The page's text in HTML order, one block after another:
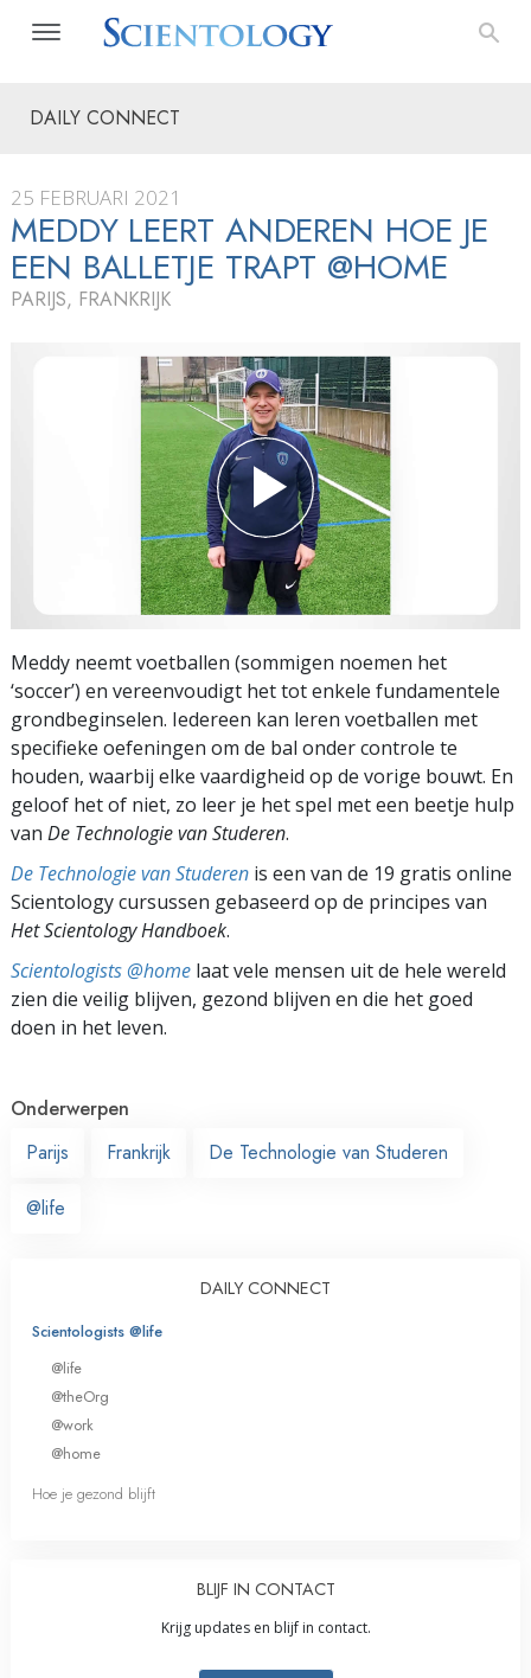
DAILY CONNECT
25 FEBRUARI 2021
MEDDY LEERT ANDEREN HOE JE
EEN BALLETJE TRAPT @HOME
PARIJS, FRANKRIJK
Meddy neemt voetballen (sommigen noemen het
‘soccer’) en vereenvoudigt het tot enkele fundamentele
grondbeginselen. Iedereen kan leren voetballen met
specifieke oefeningen om de bal onder controle te
houden, waarbij elke vaardigheid op de vorige bouwt. En
geloof het of niet, zo leer je het spel met een beetje hulp
van De Technologie van Studeren.
De Technologie van Studeren is een van de 19 gratis online
Scientology cursussen gebaseerd op de principes van
Het Scientology Handboek.
Scientologists @home laat vele mensen uit de hele wereld
zien die veilig blijven, gezond blijven en die het goed
doen in het leven.
Onderwerpen
Parijs
Frankrijk De Technologie van Studeren
@life
DAILY CONNECT
Scientologists @life
@life
@theOrg
@work
@home
Hoe je gezond blijft
BLIJF IN CONTACT
Krijg updates en blijf in contact.